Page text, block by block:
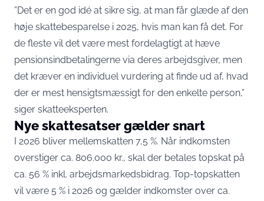
”Det er en god idé at sikre sig, at man får glæde af den
høje skattebesparelse i 2025, hvis man kan få det. For
de fleste vil det være mest fordelagtigt at hæve
pensionsindbetalingerne via deres arbejdsgiver, men
det kræver en individuel vurdering at finde ud af, hvad
der er mest hensigtsmæssigt for den enkelte person,”
siger skatteeksperten.
Nye skattesatser gælder snart
I 2026 bliver mellemskatten 7,5 %. Når indkomsten
overstiger ca. 806.000 kr., skal der betales topskat på
ca. 56 % inkl. arbejdsmarkedsbidrag. Top-topskatten
vil være 5 % i 2026 og gælder indkomster over ca.